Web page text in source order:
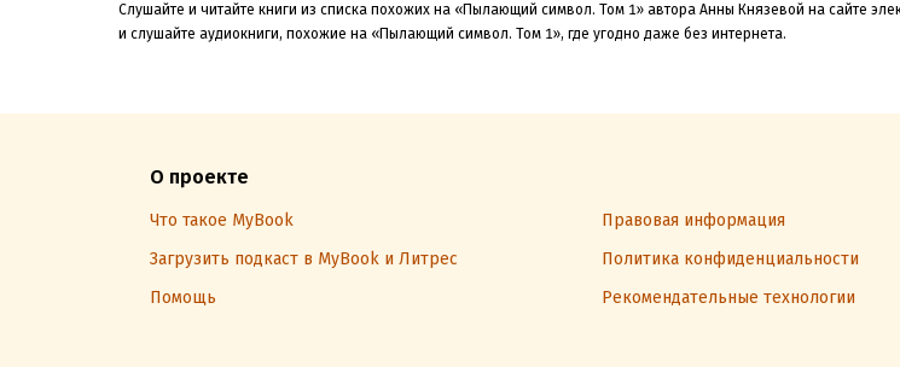
Слушайте и читайте книги из списка похожих на «Пылающий символ. Том 1» автора Анны Князевой на сайте
и слушайте аудиокниги, похожие на «Пылающий символ. Том 1», где угодно даже без интернета.
О проекте
Что такое MyBook Правовая информация
Загрузить подкаст в MyBook и Литрес
Политика конфиденциальности
Помощь
Рекомендательные технологии